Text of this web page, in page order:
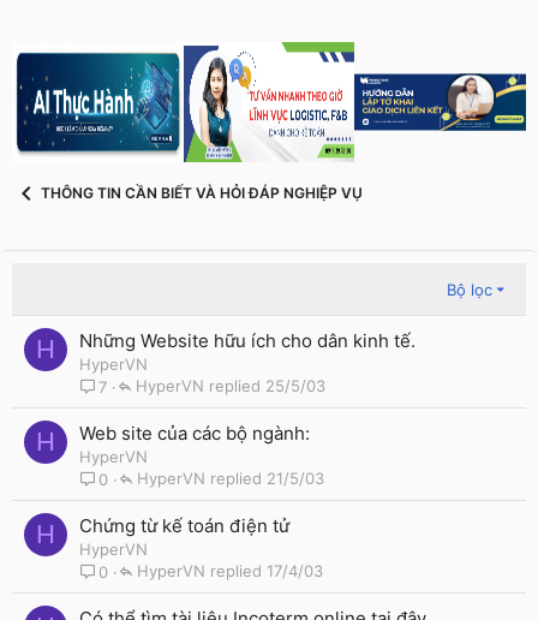
THÔNG TIN CẦN BIẾT VÀ HỎI ĐÁP NGHIỆP VỤ
Bộ lọc
H Những Website hữu ích cho dân kinh tế.
HyperVN
7
25/5/03
HyperVN
H Web site của các bộ ngành:
HyperVN
0
21/5/03
HyperVN
H Chứng từ kế toán điện tử
HyperVN
0
17/4/03
HyperVN